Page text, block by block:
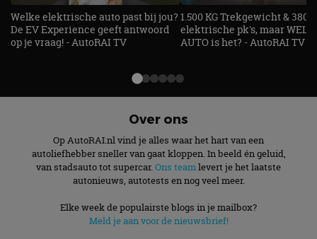
Welke elektrische auto past bij jou?
De EV Experience geeft antwoord
op je vraag! - AutoRAI TV
1.500 KG Trekgewicht & 380
elektrische pk's, maar
AUTO is het? - AutoRAI TV
Over ons
Op AutoRAI.nl vind je alles waar het hart van een
autoliefhebber sneller van gaat kloppen. In beeld én geluid,
van stadsauto tot supercar. Ons team levert je het laatste
autonieuws, autotests en nog veel meer.
Elke week de populairste blogs in je mailbox?
Meld je aan voor de nieuwsbrief!
Functioneel
Niet-geclassificeerd
Strikt noodzakelijke cookies maken de
kernfunctionaliteiten van de website mogelijk, zoals
strikt noodzakelijke cookies.
Aanbieder/
Inc.
.autorai.nl
te